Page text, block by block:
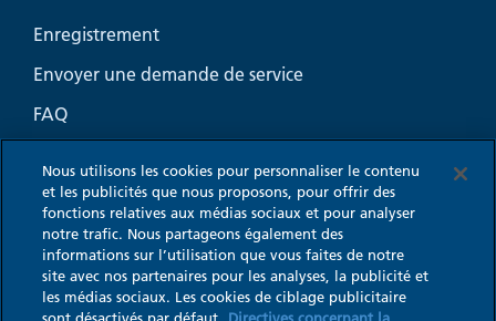
Enregistrement
Envoyer une demande de service
FAQ
Coin Marketing pour l’aération de cuisine
Impressum
Nous utilisons les cookies pour personnaliser le contenu
et les publicités que nous proposons, pour offrir des
fonctions relatives aux médias sociaux et pour analyser
notre trafic. Nous partageons également des
informations sur l’utilisation que vous faites de notre
site avec nos partenaires pour les analyses, la publicité et
les médias sociaux. Les cookies de ciblage publicitaire